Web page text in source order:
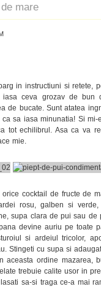
mare
in instructiuni si retete,
ceva grozav de bun
de bucate. Sunt atatea
sa iasa minunatia! Si
tot echilibrul. Asa ca va
mie.
cocktail de fructe de
rosu, galben si
supa clara de pui sau de
devine auriu pe toate
si ardeiul tricolor,
Stingeti cu supa si
aceasta ordine mazarea,
trebuie calite usor in
sa-si traga ce-a mai